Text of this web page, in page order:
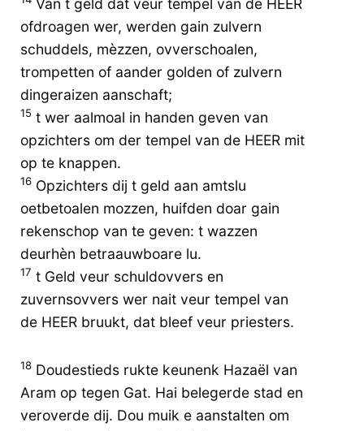
Van t geld dat veur tempel van de HEER
ofdroagen wer, werden gain zulvern
schuddels, mèzzen, ovverschoalen,
trompetten of aander golden of zulvern
dingeraizen aanschaft;
15 t wer aalmoal in handen geven van
opzichters om der tempel van de HEER mit
op te knappen.
16 Opzichters dij t geld aan amtslu
oetbetoalen mozzen, huifden doar gain
rekenschop van te geven: t wazzen
deurhèn betraauwboare lu.
17 t Geld veur schuldovvers en
zuvernsovvers wer nait veur tempel van
de HEER bruukt, dat bleef veur priesters.
18 Doudestieds rukte keunenk Hazaël van
Aram op tegen Gat. Hai belegerde stad en
veroverde dij. Dou muik e aanstalten om